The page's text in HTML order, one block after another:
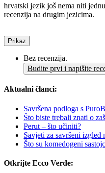
hrvatski jezik još nema niti
recenzija na drugim jezicima.
Prikaz
Bez recenzija.
Budite prvi i napišite
Aktualni članci:
Savršena podloga s
Što biste trebali znati o
Perut – što učiniti?
Savjeti za savršeni izgled
Što su komedogeni
Otkrijte Ecco Verde: